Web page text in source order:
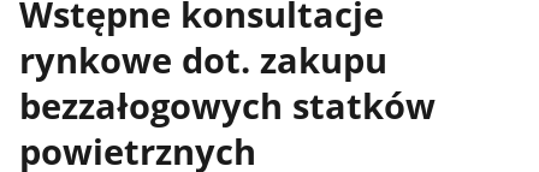
Wstępne konsultacje
rynkowe dot. zakupu
bezzałogowych statków
powietrznych